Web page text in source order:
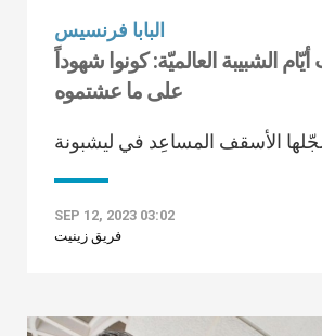
البابا فرنسيس
أيّام الشبيبة العالميّة: كونوا شهوداً
على ما عشتموه
الأسقف المساعِد في ليشبونة
SEP 12, 2023 03:02
فريق زينيت